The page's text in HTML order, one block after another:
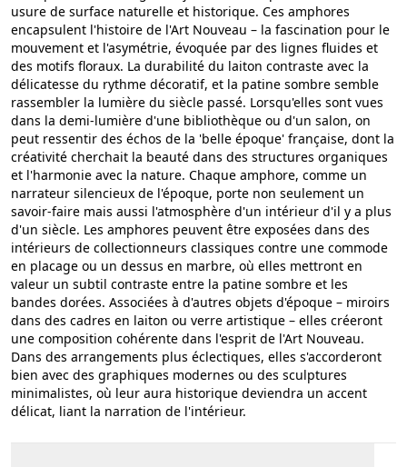
usure de surface naturelle et historique. Ces amphores
encapsulent l'histoire de l'Art Nouveau – la fascination pour le
mouvement et l'asymétrie, évoquée par des lignes fluides et
des motifs floraux. La durabilité du laiton contraste avec la
délicatesse du rythme décoratif, et la patine sombre semble
rassembler la lumière du siècle passé. Lorsqu'elles sont vues
dans la demi-lumière d'une bibliothèque ou d'un salon, on
peut ressentir des échos de la 'belle époque' française, dont la
créativité cherchait la beauté dans des structures organiques
et l'harmonie avec la nature. Chaque amphore, comme un
narrateur silencieux de l'époque, porte non seulement un
savoir-faire mais aussi l'atmosphère d'un intérieur d'il y a plus
d'un siècle. Les amphores peuvent être exposées dans des
intérieurs de collectionneurs classiques contre une commode
en placage ou un dessus en marbre, où elles mettront en
valeur un subtil contraste entre la patine sombre et les
bandes dorées. Associées à d'autres objets d'époque – miroirs
dans des cadres en laiton ou verre artistique – elles créeront
une composition cohérente dans l'esprit de l'Art Nouveau.
Dans des arrangements plus éclectiques, elles s'accorderont
bien avec des graphiques modernes ou des sculptures
minimalistes, où leur aura historique deviendra un accent
délicat, liant la narration de l'intérieur.